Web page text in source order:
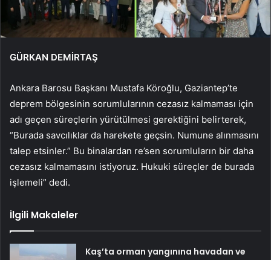
GÜRKAN DEMİRTAŞ
Ankara Barosu Başkanı Mustafa Köroğlu, Gaziantep’te
deprem bölgesinin sorumlularının cezasız kalmaması için
adı geçen süreçlerin yürütülmesi gerektiğini belirterek,
“Burada savcılıklar da harekete geçsin. Numune alınmasını
talep etsinler.” Bu binalardan re’sen sorumluların bir daha
cezasız kalmamasını istiyoruz. Hukuki süreçler de burada
işlemeli” dedi.
İlgili Makaleler
Kaş’ta orman yangınına havadan ve